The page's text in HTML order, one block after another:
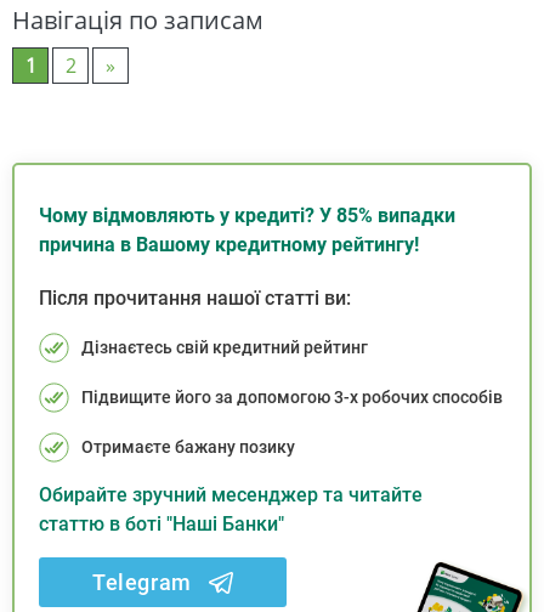
Навігація по записам
1 2 »
Чому відмовляють у кредиті? У 85% випадки
причина в Вашому кредитному рейтингу!
Після прочитання нашої статті ви:
Дізнаєтесь свій кредитний рейтинг
Підвищите його за допомогою 3-х робочих способів
Отримаєте бажану позику
Обирайте зручний месенджер та читайте
статтю в боті "Наші Банки"
Telegram